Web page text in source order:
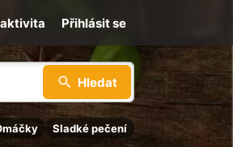
Hledat
Sladké pečení
Přihlásit se